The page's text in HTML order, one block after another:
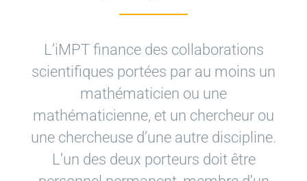
L’iMPT finance des collaborations
scientifiques portées par au moins un
mathématicien ou une
mathématicienne, et un chercheur ou
une chercheuse d’une autre discipline.
L’un des deux porteurs doit être